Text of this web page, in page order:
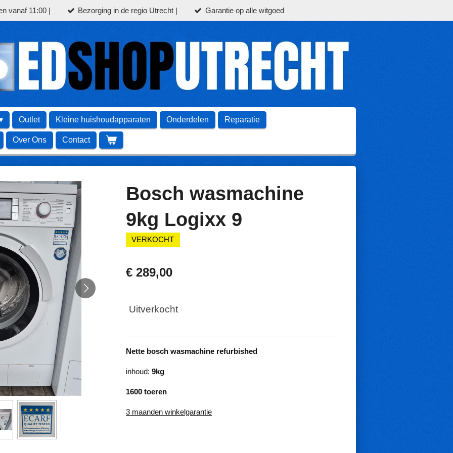
vanaf 11:00 | Bezorging in de regio Utrecht | Garantie op alle witgoed
Outlet Kleine huishoudapparaten Onderdelen Reparatie
Over Ons Contact
Bosch wasmachine
9kg Logixx 9
VERKOCHT
€ 289,00
Uitverkocht
Nette bosch wasmachine refurbished
inhoud: 9kg
1600 toeren
3 maanden winkelgarantie